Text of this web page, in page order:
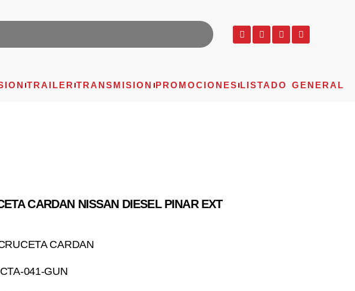
TRAILER TRANSMISION PROMOCIONES LISTADO GENERAL
CARDAN NISSAN DIESEL PINAR EXT
CARDAN
041-GUN